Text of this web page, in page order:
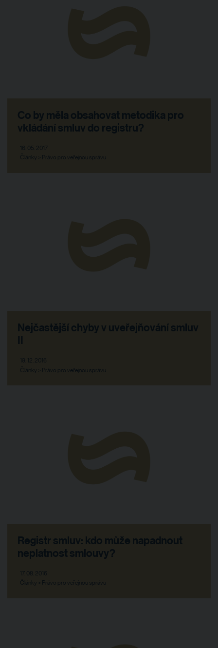
Co by měla obsahovat metodika pro
vkládání smluv do registru?
16. 05. 2017
Články > Právo pro veřejnou správu
Nejčastější chyby v uveřejňování smluv
II
19. 12. 2016
Články > Právo pro veřejnou správu
Registr smluv: kdo může napadnout
neplatnost smlouvy?
17. 08. 2016
Články > Právo pro veřejnou správu